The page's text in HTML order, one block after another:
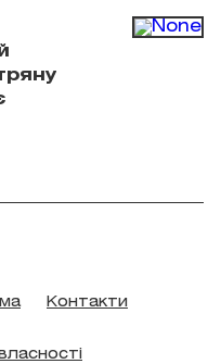
Контакти